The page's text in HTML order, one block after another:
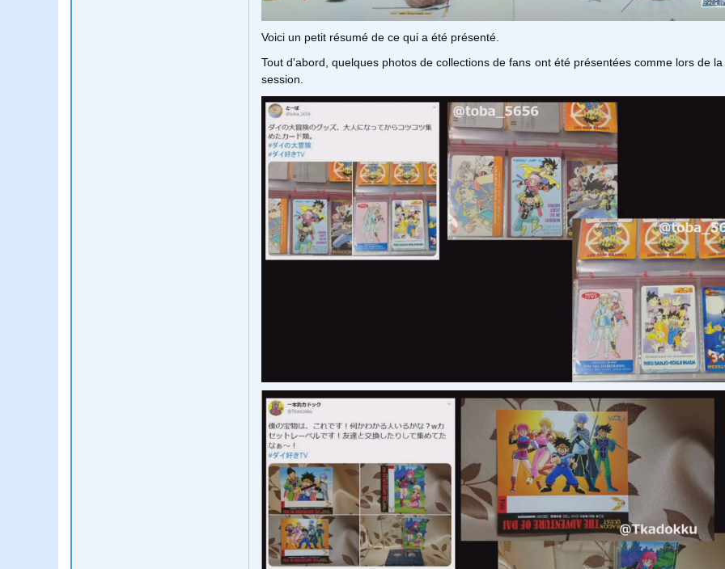
Voici un petit résumé de ce qui a été présenté.
Tout d'abord, quelques photos de collections de fans ont été présentées comme lors de
session.